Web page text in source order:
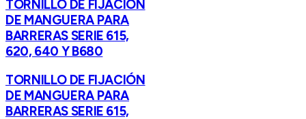
TORNILLO DE FIJACIÓN
DE MANGUERA PARA
BARRERAS SERIE 615,
620, 640 Y B680
TORNILLO DE FIJACIÓN
DE MANGUERA PARA
BARRERAS SERIE 615,